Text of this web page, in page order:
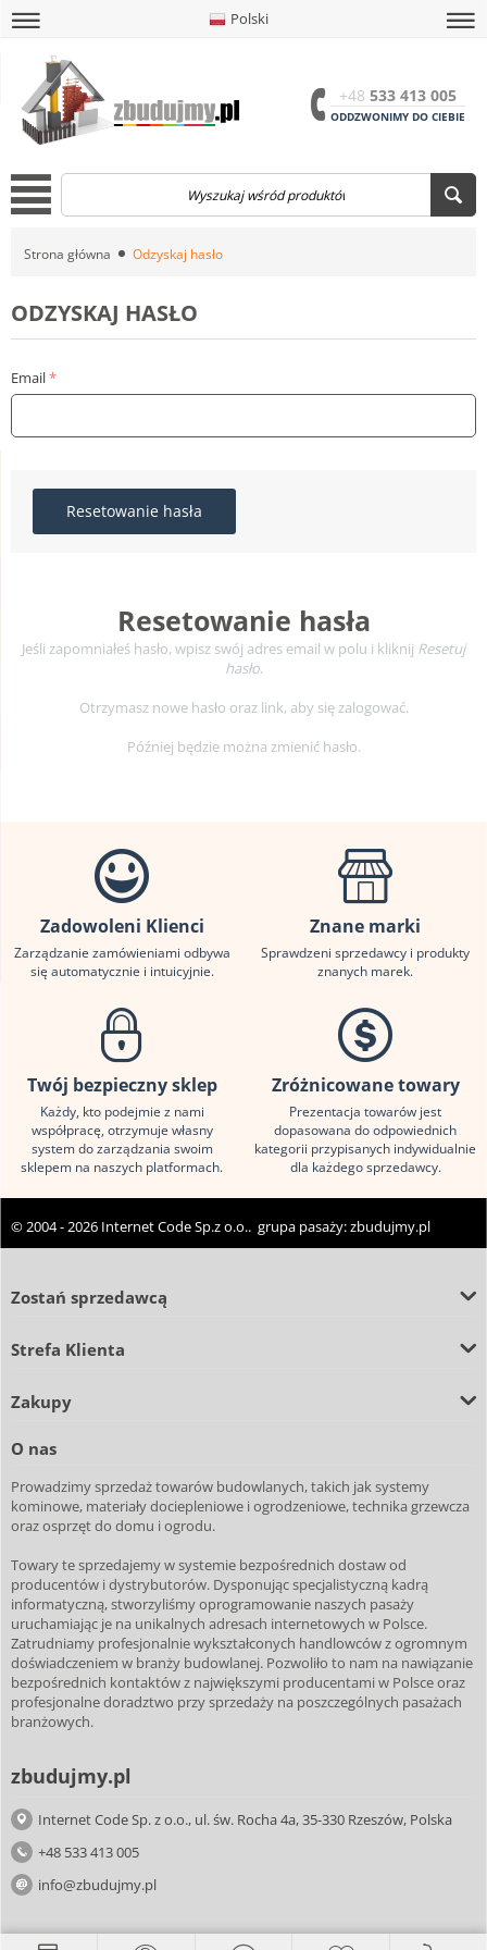
Polski
+48 533 413 005
ODDZWONIMY DO CIEBIE
menu
Strona główna Odzyskaj hasło
ODZYSKAJ HASŁO
Email
Resetowanie hasła
Resetowanie hasła
Jeśli zapomniałeś hasło, wpisz swój adres email w polu i kliknij Resetuj
hasło.
Otrzymasz nowe hasło oraz link, aby się zalogować.
Później będzie można zmienić hasło.
Zadowoleni Klienci
Zarządzanie zamówieniami odbywa
się automatycznie i intuicyjnie.
Znane marki
Sprawdzeni sprzedawcy i produkty
znanych marek.
Twój bezpieczny sklep
Każdy, kto podejmie z nami
współpracę, otrzymuje własny
system do zarządzania swoim
sklepem na naszych platformach.
Zróżnicowane towary
Prezentacja towarów jest
dopasowana do odpowiednich
kategorii przypisanych indywidualnie
dla każdego sprzedawcy.
© 2004 - 2026 Internet Code Sp.z o.o.. grupa pasaży:zbudujmy.pl
Zostań sprzedawcą
Strefa Klienta
Zakupy
O nas
Prowadzimy sprzedaż towarów budowlanych, takich jak systemy
kominowe, materiały dociepleniowe i ogrodzeniowe, technika grzewcza
oraz osprzęt do domu i ogrodu.
Towary te sprzedajemy w systemie bezpośrednich dostaw od
producentów i dystrybutorów. Dysponując specjalistyczną kadrą
informatyczną, stworzyliśmy oprogramowanie naszych pasaży
uruchamiając je na unikalnych adresach internetowych w Polsce.
Zatrudniamy profesjonalnie wykształconych handlowców z ogromnym
doświadczeniem w branży budowlanej. Pozwoliło to nam na nawiązanie
bezpośrednich kontaktów z największymi producentami w Polsce oraz
profesjonalne doradztwo przy sprzedaży na poszczególnych pasażach
branżowych.
zbudujmy.pl
Internet Code Sp. z o.o., ul. św. Rocha 4a, 35-330 Rzeszów, Polska
+48 533 413 005
info@zbudujmy.pl
menu